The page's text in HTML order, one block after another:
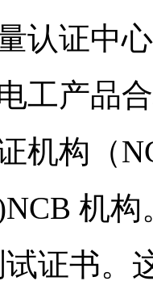
证中心
工产品
机构（
机构
证书。